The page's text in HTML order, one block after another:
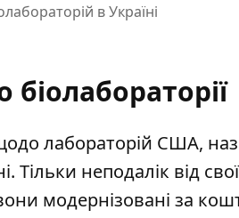
в Україні
лабораторій США,
Тільки неподалік від
вони модернізовані за